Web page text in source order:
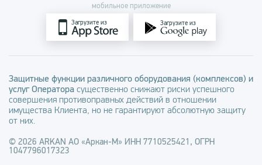
мобильное приложение
Загрузите из Загрузите из
Защитные функции различного оборудования (комплексов) и
услуг Оператора существенно снижают риски успешного
совершения противоправных действий в отношении
имущества Клиента, но не гарантируют абсолютную защиту
от них.
© 2026 ARKAN АО «Аркан-М» ИНН 7710525421, ОГРН
1047796017323